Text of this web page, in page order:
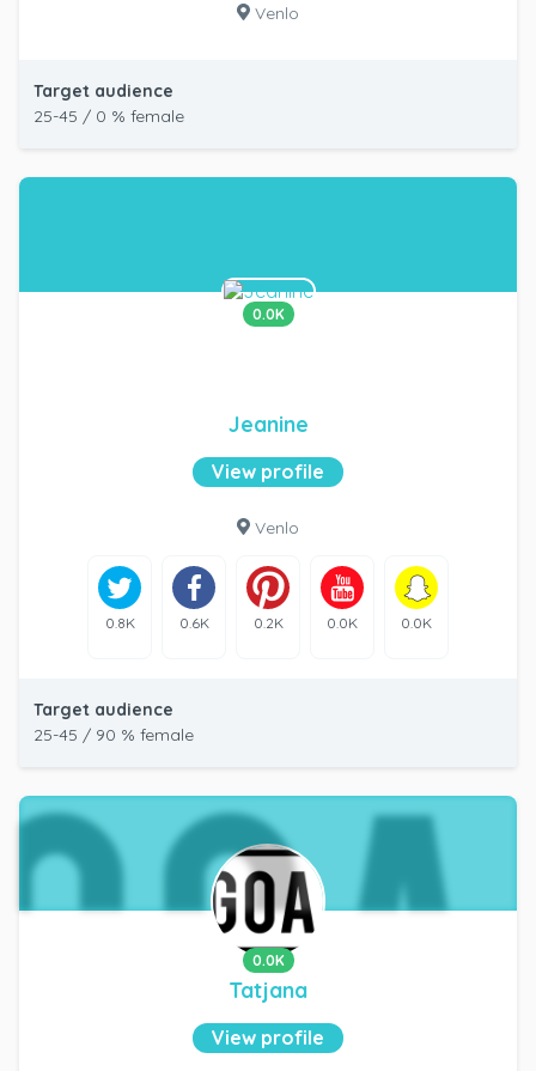
Venlo
Target audience
25-45 / 0 % female
0.0K
Jeanine
View profile
Venlo
0.8K 0.6K 0.2K 0.0K 0.0K
Target audience
25-45 / 90 % female
0.0K
Tatjana
View profile